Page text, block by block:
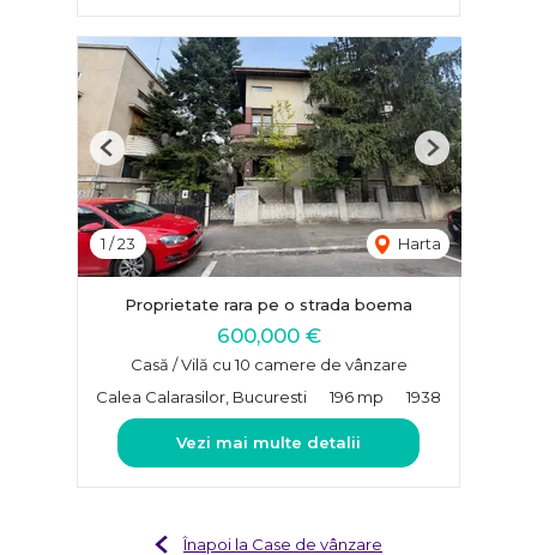
1 /23 Harta
Previous Next
Proprietate rara pe o strada boema
600,000 €
Casă / Vilă cu 10 camere de vânzare
Calea Calarasilor, Bucuresti
196 mp 1938
Vezi mai multe detalii
Înapoi la Case de vânzare